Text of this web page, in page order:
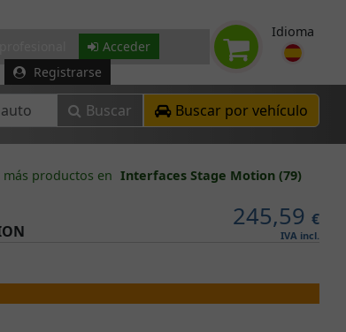
Acceder
Registrarse
Idioma
Buscar Buscar por vehículo
más productos en Interfaces Stage Motion (79)
245,59 €
IVA incl.